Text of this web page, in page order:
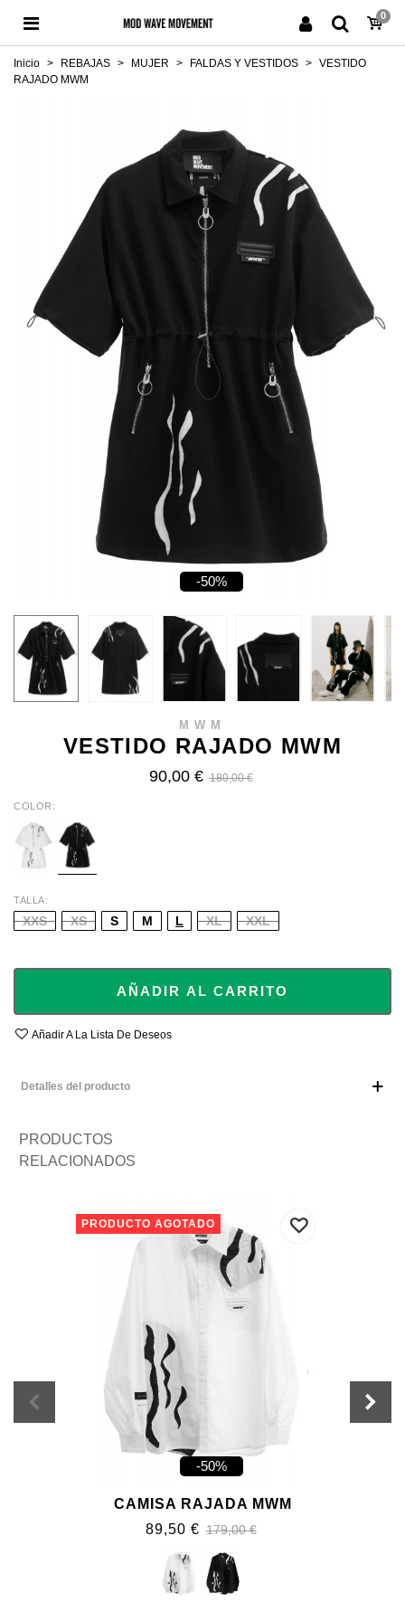
0
Inicio > REBAJAS > MUJER > FALDAS Y VESTIDOS > VESTIDO
RAJADO MWM
-50%
MWM
VESTIDO RAJADO MWM
90,00 € 180,00 €
COLOR
WHITE BLACK
TALLA
XXS XS S M L XL XXL
AÑADIR AL CARRITO
Añadir A La Lista De Deseos
Detalles del producto
PRODUCTOS
RELACIONADOS
-50%
PRODUCTO AGOTADO
CAMISA RAJADA MWM
89,50 € 179,00 €